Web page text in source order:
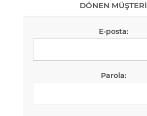
DÖNEN MÜŞTERI
E-posta:
Parola: